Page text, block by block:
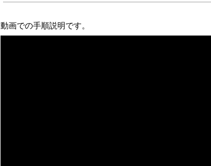
動画での手順説明です。